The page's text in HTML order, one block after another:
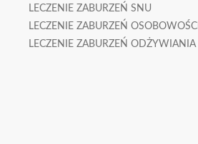
LECZENIE ZABURZEŃ SNU
LECZENIE ZABURZEŃ OSOBOWOŚCI
LECZENIE ZABURZEŃ ODŻYWIANIA